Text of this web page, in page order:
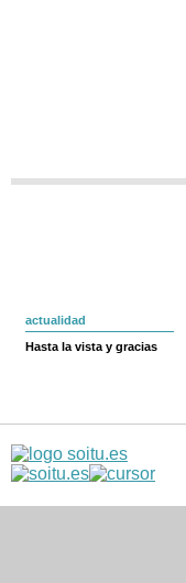
actualidad
Hasta la vista y gracias